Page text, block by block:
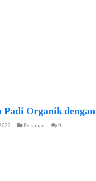
Padi Organik
Pertanian 0